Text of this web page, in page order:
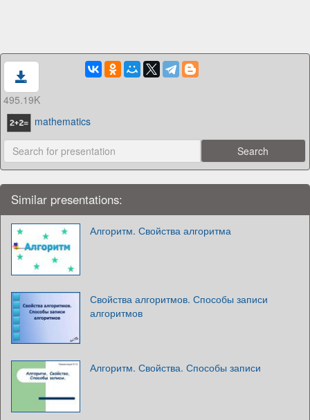
495.19K
mathematics
Similar presentations:
Алгоритм. Свойства алгоритма
Свойства алгоритмов. Способы записи
алгоритмов
Алгоритм. Свойства. Способы записи